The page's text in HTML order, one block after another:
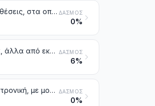
Τσιμέντα, κονιάματα, σκυροδέματα και παρόμοιες πυρίμαχες συνθέσεις, στα οποία περιλαμβάνεται ο φρυγμένος και χοντροαλεσμένος δολομίτης, αναμιγμένος με πίσσα ή άλλες συνδετικές ύλες, άλλα από τα προϊόντα της κλάσης 3801 ΔΑΣΜΌΣ
0%
Αλκυλοβενζόλια σε μείγματα και αλκυλοναφθαλένια σε μείγματα, άλλα από εκείνα των κλάσεων 2707 ή 2902 ΔΑΣΜΌΣ
6%
Χημικά στοιχεία ενισχυμένα για τη χρησιμοποίηση τους στην ηλεκτρονική, με μορφή δίσκων, πλακιδίων ή ανάλογες μορφές. Χημικές ενώσεις ενισχυμένες για τη χρησιμοποίηση τους στην ηλεκτρονική ΔΑΣΜΌΣ
0%